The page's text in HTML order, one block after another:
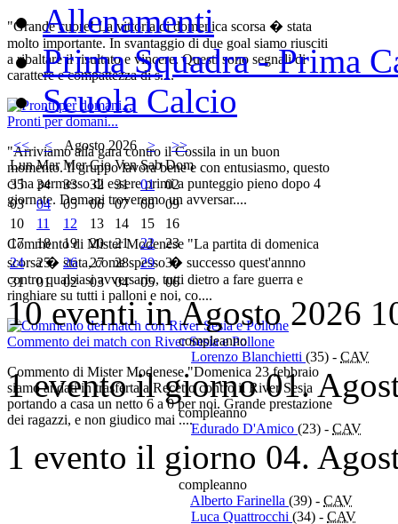
"Grande cuore! La vittoria di domenica scorsa � stata
molto importante. In svantaggio di due goal siamo riusciti
a ribaltare il risultato e vincere. Questi sono segnali di
carattere e compattezza di s....
Pronti per domani...
"Arriviamo alla gara contro il Cossila in un buon
momento. Il gruppo lavora bene e con entusiasmo, questo
ci ha permesso di essere primi a punteggio pieno dopo 4
giornate. Domani troveremo un avversar....
Commento di Mister Modenese "La partita di domenica
scorsa � stata, come spesso � successo quest'annno
contro qualsiasi avversario, tutti dietro a fare guerra e
ringhiare su tutti i palloni e noi, co....
Commento dei match con River Sesia e Pollone
Commento di Mister Modenese "Domenica 23 febbraio
siamo andati in trasferta a Recetto contro il River Sesia
portando a casa un netto 6 a 0 per noi. Grande prestazione
dei ragazzi, e non giudico mai ....
Allenamenti
Prima Squadra - Prima
Scuola Calcio
<< < Agosto 2026 >
>>
Lun Mar Mer Gio Ven Sab Dom
35
34 33 32 31 01
02
03
04 05 06 07 08
09
10
11 12 13 14 15
16
17
18 19 20 21 22
23
24
25 26 27 28 29
30
31
01 02 03 04 05 06
10 eventi in Agosto 2026
compleanno
Lorenzo Blanchietti (35) - CAV
1 evento il giorno 01.
compleanno
Edurado D'Amico (23) - CAV
1 evento il giorno 04.
compleanno
Alberto Farinella (39) - CAV
Luca Quattrocchi (34) - CAV